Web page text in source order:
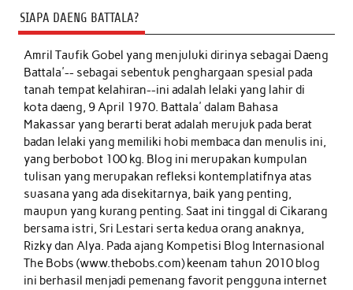
SIAPA DAENG BATTALA?
Amril Taufik Gobelyang menjuluki dirinya sebagai Daeng
Battala'-- sebagai sebentuk penghargaan spesial pada
tanah tempat kelahiran--ini adalah lelaki yang lahir di
kota daeng, 9 April 1970. Battala' dalam Bahasa
Makassar yang berarti berat adalah merujuk pada berat
badan lelaki yang memiliki hobi membaca dan menulis ini,
yang berbobot 100 kg. Blog ini merupakan kumpulan
tulisan yang merupakan refleksi kontemplatifnya atas
suasana yang ada disekitarnya, baik yang penting,
maupun yang kurang penting. Saat ini tinggal di Cikarang
bersama istri, Sri Lestari serta kedua orang anaknya,
Rizky dan Alya. Pada ajang Kompetisi Blog Internasional
The Bobs (www.thebobs.com) keenam tahun 2010 blog
ini berhasil menjadi pemenang favorit pengguna internet